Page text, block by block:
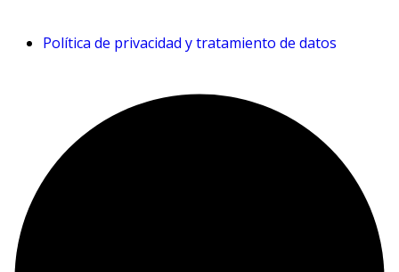
Política de privacidad y tratamiento de datos